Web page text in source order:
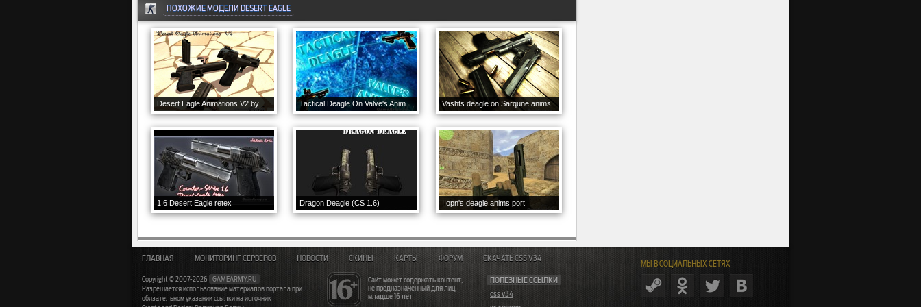
ПОХОЖИЕ МОДЕЛИ DESERT EAGLE
Tactical Deagle On Valve's Animation Vashts deagle on Sarqune anims
1.6 Desert Eagle retex Dragon Deagle (CS 1.6) IIopn's deagle anims port
МЫ В СОЦИАЛЬНЫХ СЕТЯХ
Сайт может содержать контент,
не предназначенный для лиц
младше 16 лет
ПОЛЕЗНЫЕ ССЫЛКИ
css v34
ГЛАВНАЯ МОНИТОРИНГ СЕРВЕРОВ НОВОСТИ СКИНЫ КАРТЫ ФОРУМ СКАЧАТЬ CSS V34
Copyright © 2007-2026
GAMEARMY.RU
Разрешается использование материалов портала при
обязательном указании ссылки на источник